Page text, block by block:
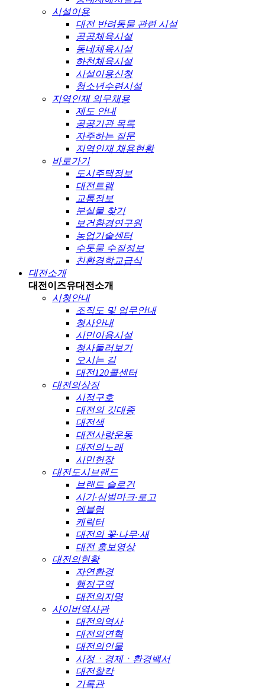
시설이용
대전 반려동물 관련 시설
공공체육시설
동네체육시설
하천체육시설
시설이용신청
청소년수련시설
지역인재 의무채용
제도 안내
공공기관 목록
자주하는 질문
지역인재 채용현황
바로가기
도시주택정보
대전트램
교통정보
분실물 찾기
보건환경연구원
농업기술센터
수돗물 수질정보
친환경학교급식
대전소개
대전이즈유대전소개
시청안내
조직도 및 업무안내
청사안내
시민이용시설
청사둘러보기
오시는 길
대전120콜센터
대전의상징
시정구호
대전의 깃대종
대전색
대전사랑운동
대전의노래
시민헌장
대전도시브랜드
브랜드 슬로건
시기·심벌마크·로고
엠블럼
캐릭터
대전의 꽃·나무·새
대전 홍보영상
대전의현황
자연환경
행정구역
대전의지명
사이버역사관
대전의역사
대전의연혁
대전의인물
시정ㆍ경제ㆍ환경백서
대전찰칵
기록관